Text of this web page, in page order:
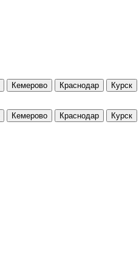
Кемерово Краснодар Курск
Кемерово Краснодар Курск